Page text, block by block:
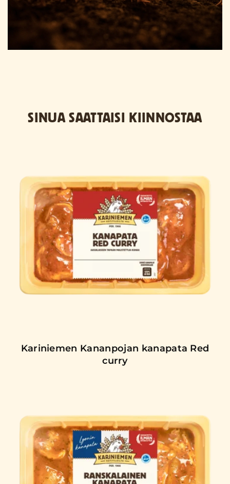
SINUA SAATTAISI KIINNOSTAA
Kariniemen Kananpojan kanapata Red
curry